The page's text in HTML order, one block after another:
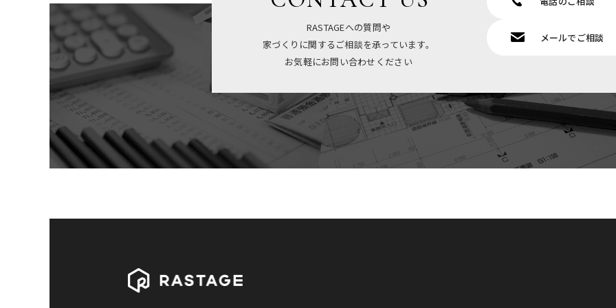
RASTAGEへの質問や
家づくりに関するご相談を承っています。
お気軽にお問い合わせください
メールでご相談